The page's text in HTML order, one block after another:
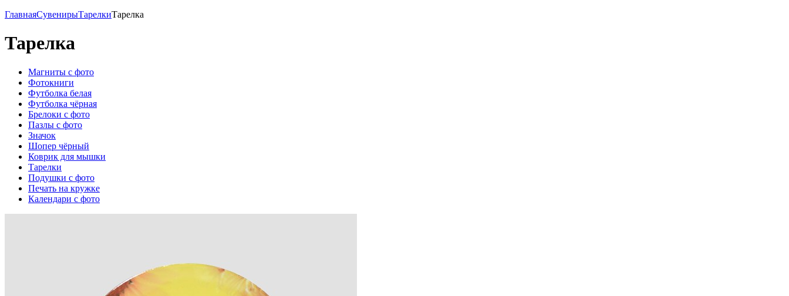
ГлавнаяСувенирыТарелкиТарелка
Тарелка
Магниты с фото
Фотокниги
Футболка белая
Футболка чёрная
Брелоки с фото
Пазлы с фото
Значок
Шопер чёрный
Коврик для мышки
Тарелки
Подушки с фото
Печать на кружке
Календари с фото